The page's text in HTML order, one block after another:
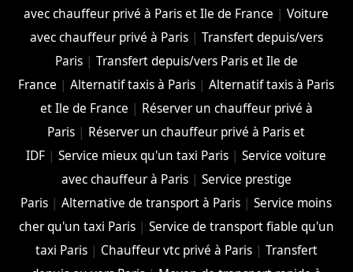
avec chauffeur privé à Paris et Ile de France |Voiture
avec chauffeur privé à Paris| Transfert depuis/vers
Paris| Transfert depuis/vers Paris et Ile de
France |Alternatif taxis à Paris |Alternatif taxis à Paris
et Ile de France | Réserver un chauffeur privé à
Paris | Réserver un chauffeur privé à Paris et
IDF |Service mieux qu'un taxi Paris |Service voiture
avec chauffeur à Paris| Service prestige
Paris |Alternative de transport à Paris |Service moins
cher qu'un taxi Paris| Service de transport fiable qu'un
taxi Paris| Chauffeur vtc privé à Paris| Transfert